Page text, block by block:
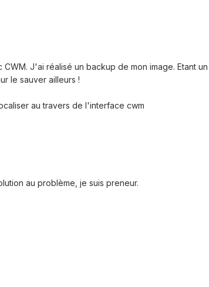
J'ai réalisé un backup de mon image. Etant
le sauver ailleurs !
au travers de l'interface cwm
au problème, je suis preneur.